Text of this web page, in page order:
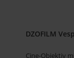
DZOFILM
Cine-Objektiv